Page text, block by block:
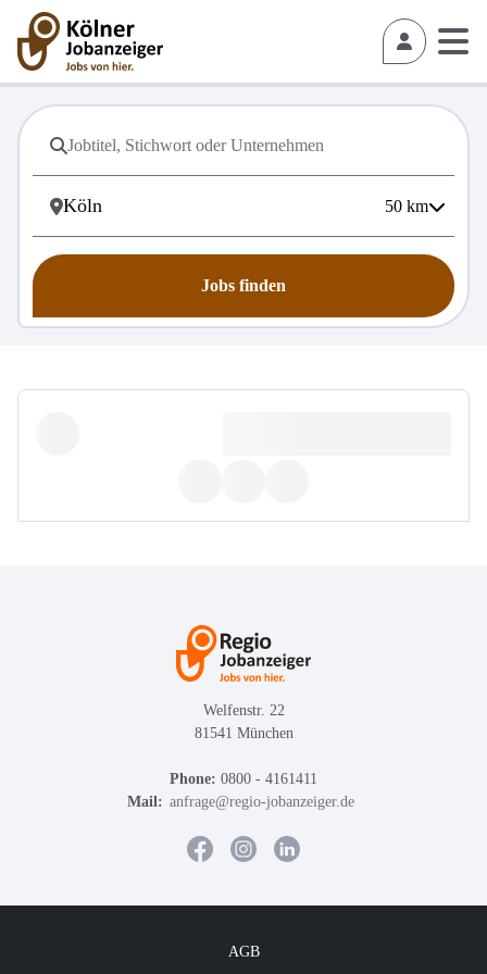
50 km
Jobs finden
Welfenstr. 22
81541 München
Phone: 0800 - 4161411
Mail: anfrage@regio-jobanzeiger.de
AGB